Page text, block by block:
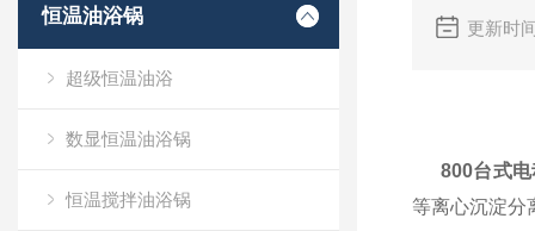
恒温油浴锅
超级恒温油浴
数显恒温油浴锅
恒温搅拌油浴锅
更新时
800台式
等离心沉淀分